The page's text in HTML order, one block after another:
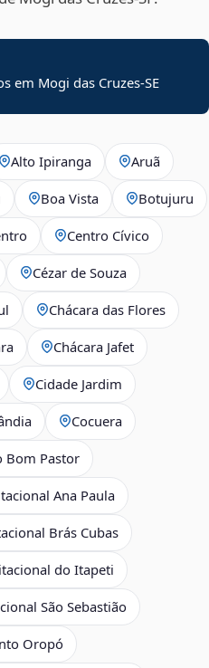
em Mogi das Cruzes-SE
Alto Ipiranga Aruã
Boa Vista Botujuru
Centro Cívico
Cézar de Souza
Chácara das Flores
Chácara Jafet
Cidade Jardim
Cocuera
Bom Pastor
Ana Paula
Brás Cubas
do Itapeti
São Sebastião
Oropó